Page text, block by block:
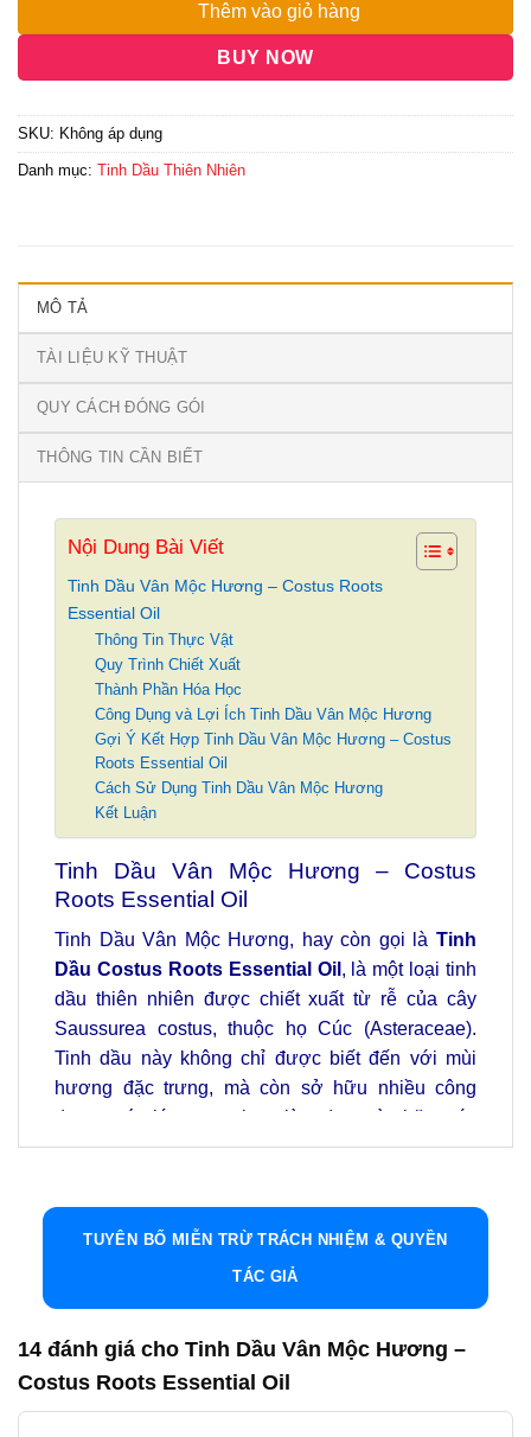
Thêm vào giỏ hàng
BUY NOW
SKU: Không áp dụng
Danh mục: Tinh Dầu Thiên Nhiên
MÔ TẢ
TÀI LIỆU KỸ THUẬT
QUY CÁCH ĐÓNG GÓI
THÔNG TIN CẦN BIẾT
Nội Dung Bài Viết
Tinh Dầu Vân Mộc Hương – Costus Roots
Essential Oil
Thông Tin Thực Vật
Quy Trình Chiết Xuất
Thành Phần Hóa Học
Công Dụng và Lợi Ích Tinh Dầu Vân Mộc Hương
Gợi Ý Kết Hợp Tinh Dầu Vân Mộc Hương – Costus
Roots Essential Oil
Cách Sử Dụng Tinh Dầu Vân Mộc Hương
Kết Luận
Tinh Dầu Vân Mộc Hương – Costus
Roots Essential Oil
Tinh Dầu Vân Mộc Hương, hay còn gọi là Tinh
Dầu Costus Roots Essential Oil , là một loại tinh
dầu thiên nhiên được chiết xuất từ rễ của cây
Saussurea costus, thuộc họ Cúc (Asteraceae).
Tinh dầu này không chỉ được biết đến với mùi
hương đặc trưng, mà còn sở hữu nhiều công
dụng quý giá trong y học, làm đẹp, và chăm sóc
sức khỏe.
CâyVân Mộc Hương(haySaussurea costus
là một loài cây thảo sống lâu năm, có chiều cao từ
các phiến chia thùy không đều, mép lá có khía
răng cưa và phủ lông, nhất là ở mặt dưới. Hoa
của cây có màu lam tím và ra hoa vào mùa hè.
TUYÊN BỐ MIỄN TRỪ TRÁCH NHIỆM & QUYỀN
TÁC GIẢ
14 đánh giá cho Tinh Dầu Vân Mộc Hương –
Costus Roots Essential Oil